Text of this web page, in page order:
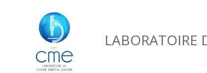
LABORATOIRE